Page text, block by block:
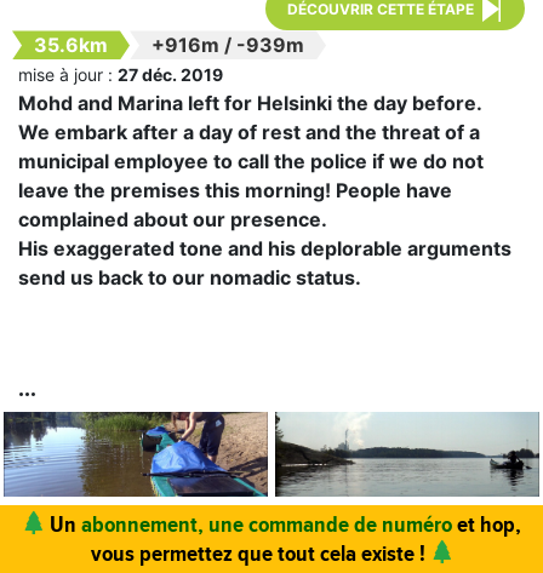
DÉCOUVRIR CETTE ÉTAPE
35.6km +916m / -939m
mise à jour : 27 déc. 2019
Mohd and Marina left for Helsinki the day before.
We embark after a day of rest and the threat of a
municipal employee to call the police if we do not
leave the premises this morning! People have
complained about our presence.
His exaggerated tone and his deplorable arguments
send us back to our nomadic status.
Un abonnement, une commande de numéroet hop,
vous permettez que tout cela existe !